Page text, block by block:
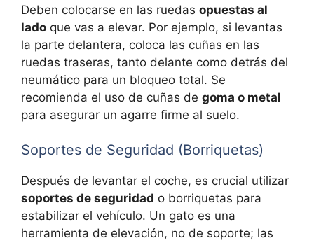
Deben colocarse en las ruedas opuestas al
lado que vas a elevar. Por ejemplo, si levantas
la parte delantera, coloca las cuñas en las
ruedas traseras, tanto delante como detrás del
neumático para un bloqueo total. Se
recomienda el uso de cuñas de goma o metal
para asegurar un agarre firme al suelo.
Soportes de Seguridad (Borriquetas)
Después de levantar el coche, es crucial utilizar
soportes de seguridad o borriquetas para
estabilizar el vehículo. Un gato es una
herramienta de elevación, no de soporte; las